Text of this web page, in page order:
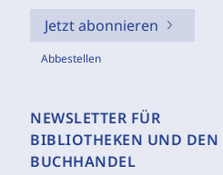
Jetzt abonnieren
Abbestellen
NEWSLETTER FÜR
BIBLIOTHEKEN UND DEN
BUCHHANDEL